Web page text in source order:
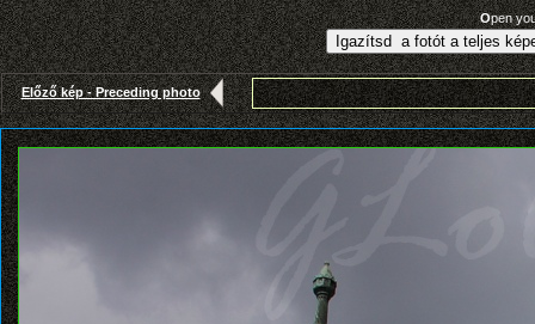
Open
Előző kép - Preceding photo